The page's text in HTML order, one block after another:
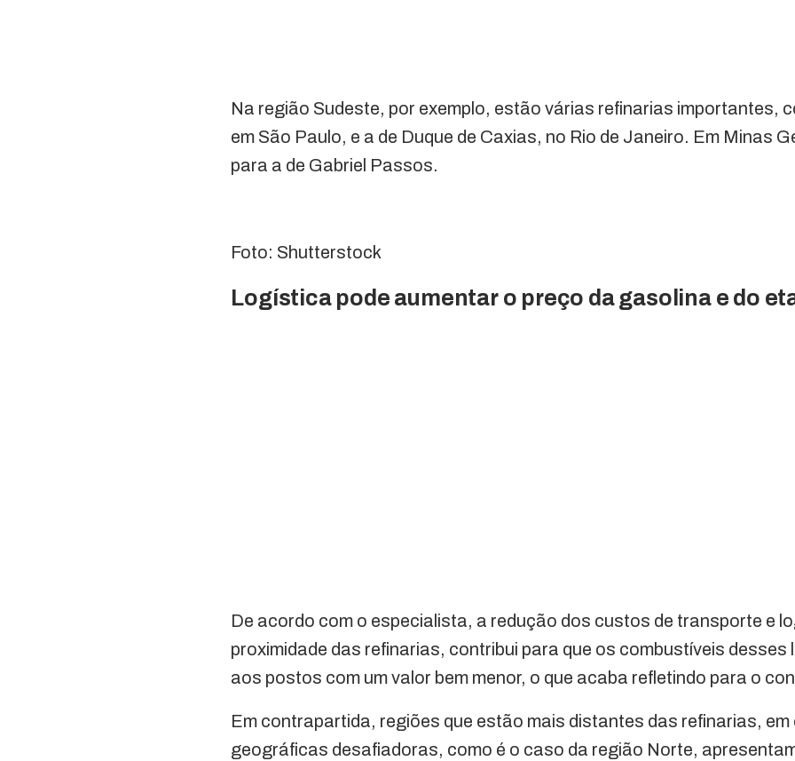
Na região Sudeste, por exemplo, estão várias refinarias importantes,
em São Paulo, e a de Duque de Caxias, no Rio de Janeiro. Em Minas
para a de Gabriel Passos.
Foto: Shutterstock
Logística pode aumentar o preço da gasolina e do
De acordo com o especialista, a redução dos custos de transporte e
proximidade das refinarias, contribui para que os combustíveis desses
aos postos com um valor bem menor, o que acaba refletindo para o
Em contrapartida, regiões que estão mais distantes das refinarias,
geográficas desafiadoras, como é o caso da região Norte,